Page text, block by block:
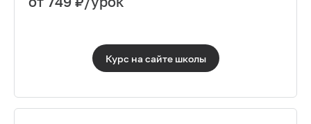
Курс на сайте школы